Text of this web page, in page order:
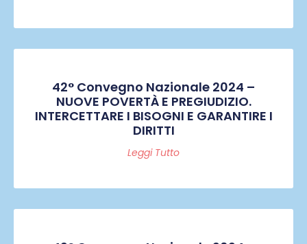
42° Convegno Nazionale 2024 –
NUOVE POVERTÀ E PREGIUDIZIO.
INTERCETTARE I BISOGNI E GARANTIRE I
DIRITTI
Leggi Tutto